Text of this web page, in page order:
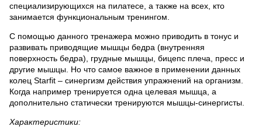
специализирующихся на пилатесе, а также на всех, кто
занимается функциональным тренингом.
С помощью данного тренажера можно приводить в тонус и
развивать приводящие мышцы бедра (внутренняя
поверхность бедра), грудные мышцы, бицепс плеча, пресс и
другие мышцы. Но что самое важное в применении данных
колец Starfit – синергизм действия упражнений на организм.
Когда например тренируется одна целевая мышца, а
дополнительно статически тренируются мышцы-синергисты.
Характеристики: